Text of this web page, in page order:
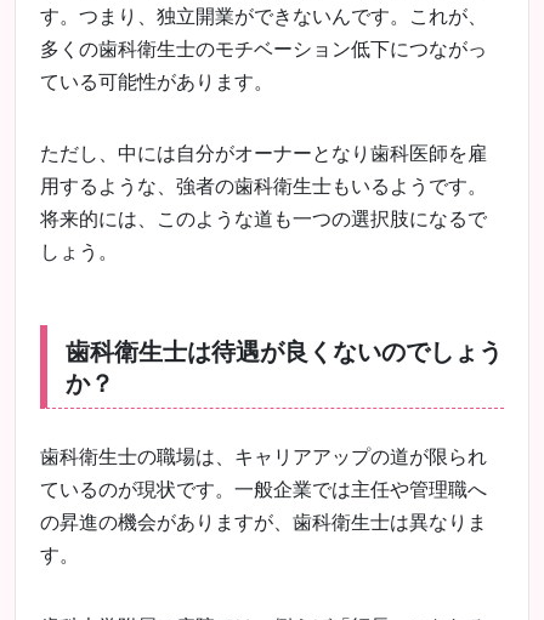
す。つまり、独立開業ができないんです。これが、
多くの歯科衛生士のモチベーション低下につながっ
ている可能性があります。
ただし、中には自分がオーナーとなり歯科医師を雇
用するような、強者の歯科衛生士もいるようです。
将来的には、このような道も一つの選択肢になるで
しょう。
歯科衛生士は待遇が良くないのでしょう
か？
歯科衛生士の職場は、キャリアアップの道が限られ
ているのが現状です。一般企業では主任や管理職へ
の昇進の機会がありますが、歯科衛生士は異なりま
す。